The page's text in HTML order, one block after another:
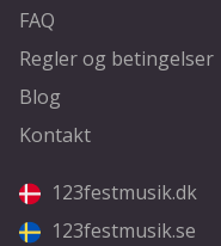
FAQ
Regler og betingelser
Blog
Kontakt
123festmusik.dk
123festmusik.se